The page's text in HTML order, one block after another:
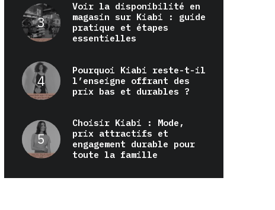
Voir la disponibilité en
magasin sur Kiabi : guide
pratique et étapes
essentielles
Pourquoi Kiabi reste-t-il
l’enseigne offrant des
prix bas et durables ?
Choisir Kiabi : Mode,
prix attractifs et
engagement durable pour
toute la famille